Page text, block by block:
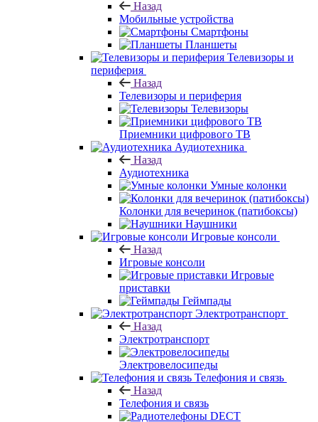
Назад
Мобильные устройства
Смартфоны
Планшеты
Телевизоры и
периферия
Назад
Телевизоры и периферия
Телевизоры
Приемники цифрового ТВ
Аудиотехника
Назад
Аудиотехника
Умные колонки
Колонки для вечеринок (патибоксы)
Наушники
Игровые консоли
Назад
Игровые консоли
Игровые
приставки
Геймпады
Электротранспорт
Назад
Электротранспорт
Электровелосипеды
Телефония и связь
Назад
Телефония и связь